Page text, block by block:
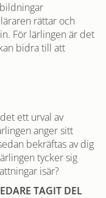
rättar och
För lärlingen är det
bidra till att
ett urval av
anger sitt
bekräftas av dig
tycker sig
isär?
TAGIT DEL